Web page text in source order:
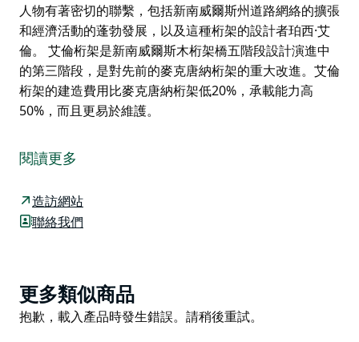
人物有著密切的聯繫，包括新南威爾斯州道路網絡的擴張
和經濟活動的蓬勃發展，以及這種桁架的設計者珀西·艾
倫。 艾倫桁架是新南威爾斯木桁架橋五階段設計演進中
的第三階段，是對先前的麥克唐納桁架的重大改進。艾倫
桁架的建造費用比麥克唐納桁架低20%，承載能力高
50%，而且更易於維護。
路橋的典範，因其毗鄰該地區眾多其他歷史橋樑而具有重
要的歷史意義。歡迎前來探索這片美麗的區域。
作為一座木桁架公路橋，它與許多重要的歷史事件、發展
趨勢和人物有著密切的聯繫，包括新南威爾斯州道路網絡
艾倫桁架是新南威爾斯木桁架橋五階段設計演進中的第三
階段，是對先前的麥克唐納桁架的重大改進。艾倫桁架的
建造費用比麥克唐納桁架低20%，承載能力高50%，而且
閱讀更多
造訪網站
聯絡我們
Product
List
更多類似商品
Product
抱歉，載入產品時發生錯誤。請稍後重試。